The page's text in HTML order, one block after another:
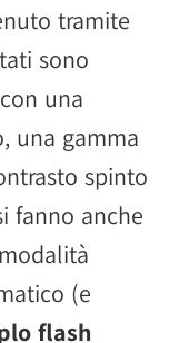
tramite
sono
una
una gamma
spinto
fanno anche
(e
flash